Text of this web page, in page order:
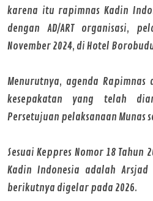
karena itu rapimnas Kadin
dengan AD/ART organisasi,
November 2024, di Hotel
Menurutnya, agenda
kesepakatan yang telah
Persetujuan pelaksanaan Munas
Sesuai Keppres Nomor 18 Tahun
Kadin Indonesia adalah Arsjad
berikutnya digelar pada 2026.